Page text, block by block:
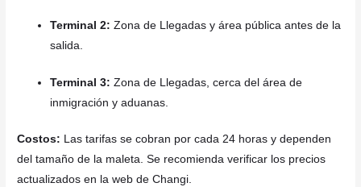
Terminal 2:Zona de Llegadas y área pública antes de la
salida.
Terminal 3:Zona de Llegadas, cerca del área de
inmigración y aduanas.
Costos: Las tarifas se cobran por cada 24 horas y dependen
del tamaño de la maleta. Se recomienda verificar los precios
actualizados en la web de Changi.